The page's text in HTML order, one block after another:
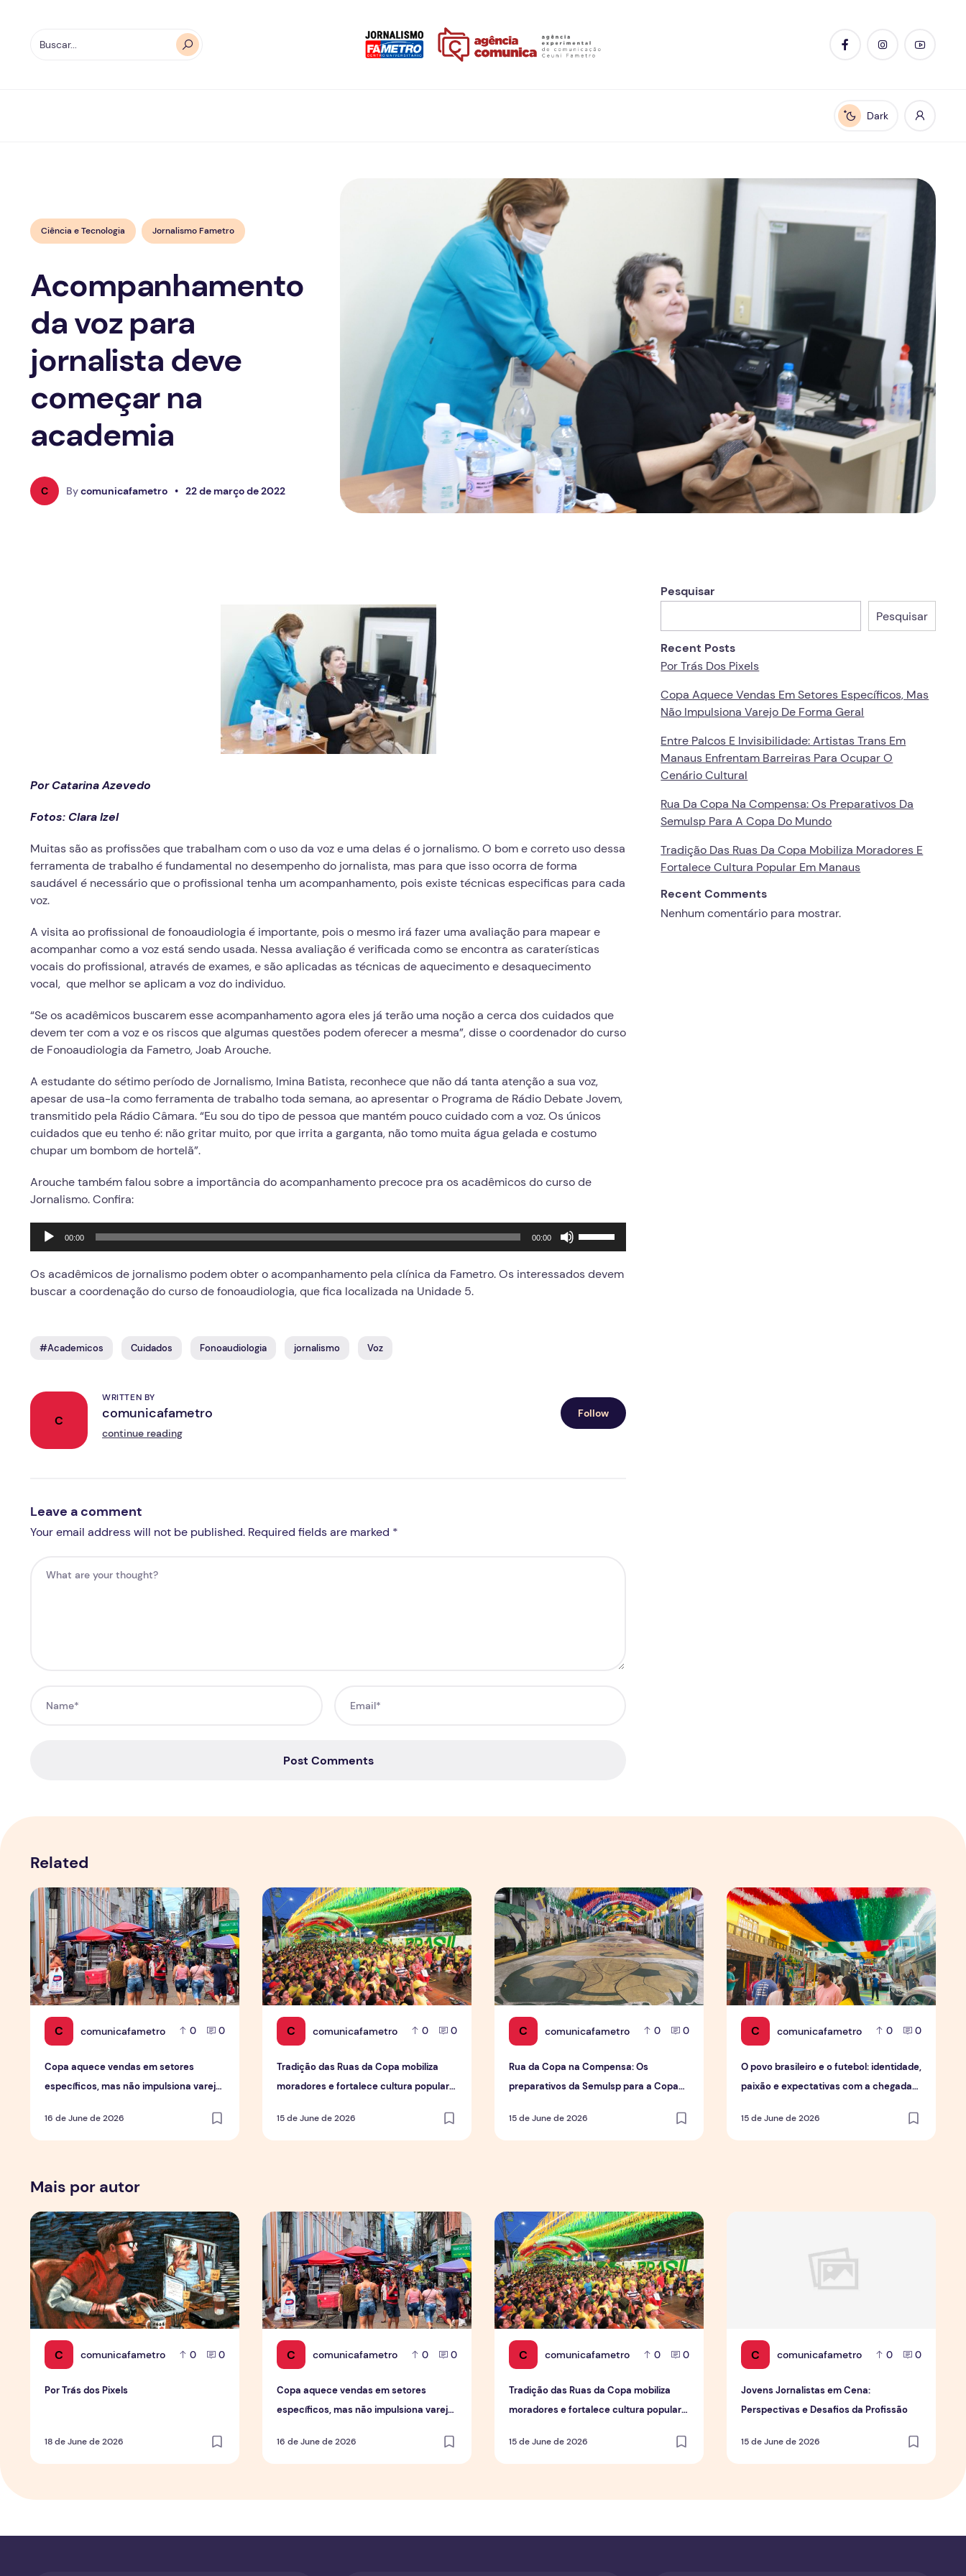
Enable dark mode
Dark
Ciência e Tecnologia Jornalismo Fametro
Acompanhamento
da voz para
jornalista deve
começar na
academia
C Bycomunicafametro • 22 de março de 2022
Por Catarina Azevedo
Fotos: Clara Izel
Muitas são as profissões que trabalham com o uso da voz e uma delas é o jornalismo. O bom e correto uso dessa
ferramenta de trabalho é fundamental no desempenho do jornalista, mas para que isso ocorra de forma
saudável é necessário que o profissional tenha um acompanhamento, pois existe técnicas especificas para cada
voz.
A visita ao profissional de fonoaudiologia é importante, pois o mesmo irá fazer uma avaliação para mapear e
acompanhar como a voz está sendo usada. Nessa avaliação é verificada como se encontra as caraterísticas
vocais do profissional, através de exames, e são aplicadas as técnicas de aquecimento e desaquecimento
vocal, que melhor se aplicam a voz do individuo.
“Se os acadêmicos buscarem esse acompanhamento agora eles já terão uma noção a cerca dos cuidados que
devem ter com a voz e os riscos que algumas questões podem oferecer a mesma”, disse o coordenador do curso
de Fonoaudiologia da Fametro, Joab Arouche.
A estudante do sétimo período de Jornalismo, Imina Batista, reconhece que não dá tanta atenção a sua voz,
apesar de usa-la como ferramenta de trabalho toda semana, ao apresentar o Programa de Rádio Debate Jovem,
transmitido pela Rádio Câmara. “Eu sou do tipo de pessoa que mantém pouco cuidado com a voz. Os únicos
cuidados que eu tenho é: não gritar muito, por que irrita a garganta, não tomo muita água gelada e costumo
chupar um bombom de hortelã”.
Arouche também falou sobre a importância do acompanhamento precoce pra os acadêmicos do curso de
Jornalismo. Confira:
Tocador00:00 00:00
para
diminuir
Os acadêmicos de jornalismo podem obter o acompanhamento pela clínica da Fametro. Os interessados devem
buscar a coordenação do curso de fonoaudiologia, que fica localizada na Unidade 5.
#Academicos Cuidados Fonoaudiologia jornalismo Voz
C
WRITTEN BY
comunicafametro
continue reading
Follow
Leave a comment
Your email address will not be published. Required fields are marked *
Post Comments
Pesquisar
Pesquisar
Recent Posts
Por Trás Dos Pixels
Copa Aquece Vendas Em Setores Específicos, Mas
Não Impulsiona Varejo De Forma Geral
Entre Palcos E Invisibilidade: Artistas Trans Em
Manaus Enfrentam Barreiras Para Ocupar O
Cenário Cultural
Rua Da Copa Na Compensa: Os Preparativos Da
Semulsp Para A Copa Do Mundo
Tradição Das Ruas Da Copa Mobiliza Moradores E
Fortalece Cultura Popular Em Manaus
Recent Comments
Nenhum comentário para mostrar.
Related
C comunicafametro 0 0
Copa aquece vendas em setores
específicos, mas não impulsiona varejo
16 de June de 2026
Copa aquece vendas em setores específicos, mas não impulsiona varejo de forma geral
C comunicafametro 0 0
Tradição das Ruas da Copa mobiliza
moradores e fortalece cultura popular
15 de June de 2026
Tradição das Ruas da Copa mobiliza moradores e fortalece cultura popular em Manaus
C comunicafametro 0 0
Rua da Copa na Compensa: Os
preparativos da Semulsp para a Copa
15 de June de 2026
Rua da Copa na Compensa: Os preparativos da Semulsp para a Copa do Mundo
C comunicafametro 0 0
O povo brasileiro e o futebol: identidade,
paixão e expectativas com a chegada
15 de June de 2026
O povo brasileiro e o futebol: identidade,
Mais por autor
C comunicafametro 0 0
Por Trás dos Pixels
18 de June de 2026
Por Trás dos Pixels
C comunicafametro 0 0
Copa aquece vendas em setores
específicos, mas não impulsiona varejo
16 de June de 2026
Copa aquece vendas em setores específicos, mas não impulsiona varejo de forma geral
C comunicafametro 0 0
Tradição das Ruas da Copa mobiliza
moradores e fortalece cultura popular
15 de June de 2026
Tradição das Ruas da Copa mobiliza moradores e fortalece cultura popular em Manaus
C comunicafametro 0 0
Jovens Jornalistas em Cena:
Perspectivas e Desafios da Profissão
15 de June de 2026